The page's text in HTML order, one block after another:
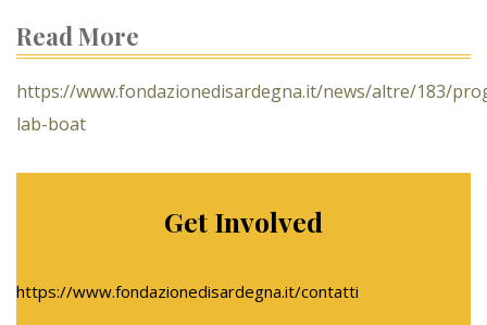
Read More
https://www.fondazionedisardegna.it/news/altre/183/
lab-boat
Get Involved
https://www.fondazionedisardegna.it/contatti